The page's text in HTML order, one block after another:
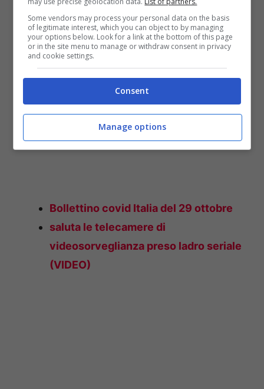
POTREBBE INTERESSARTI ANCHE
Bollettino covid Italia del 29 ottobre
saluta le telecamere di
videosorveglianza preso ladro seriale
(VIDEO)
Some vendors may process your personal data on the basis
of legitimate interest, which you can object to by managing
your options below. Look for a link at the bottom of this page
or in the site menu to manage or withdraw consent in privacy
and cookie settings.
Consent
Manage options